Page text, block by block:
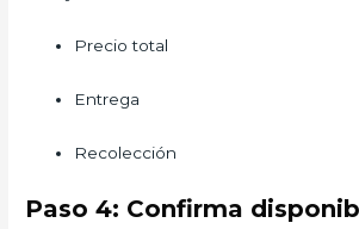
Precio total
Entrega
Recolección
Paso 4: Confirma